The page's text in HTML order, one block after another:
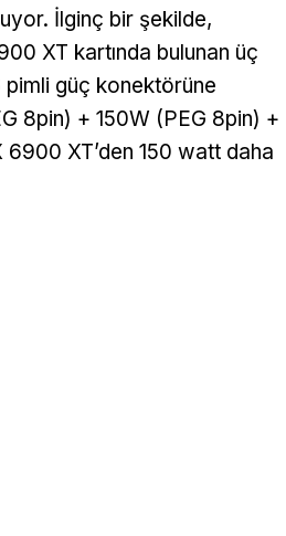
İlginç bir şekilde,
XT kartında bulunan üç
güç konektörüne
8pin) + 150W (PEG 8pin) +
XT’den 150 watt daha